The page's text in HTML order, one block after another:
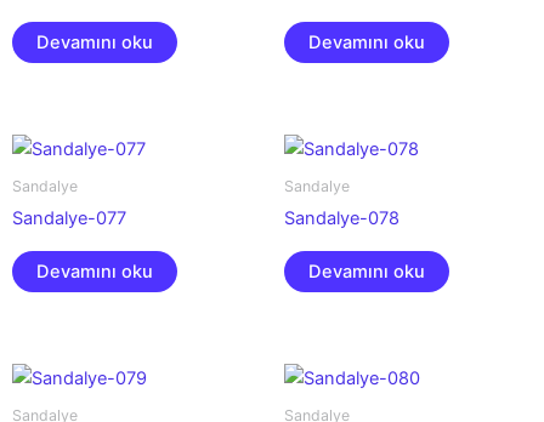
Devamını oku Devamını oku
Sandalye
Sandalye-077
Devamını oku
Sandalye
Sandalye-078
Devamını oku
Sandalye Sandalye